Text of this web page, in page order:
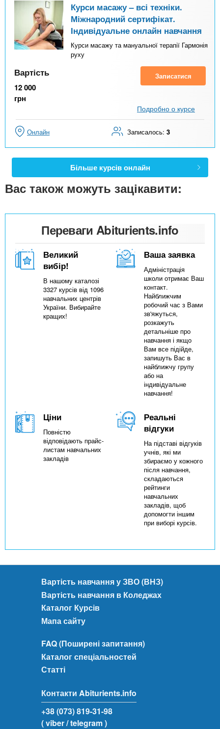
Курси масажу – всі техніки.
Міжнародний сертифікат.
Індивідуальне онлайн навчання
Курси масажу та мануальної терапії Гармонія
руху
Вартість
12 000
грн
Записатися
Подробно о курсе
Онлайн Записалось: 3
Більше курсів онлайн
Вас також можуть зацікавити:
Переваги Abiturients.info
Великий
вибір!
В нашому каталозі
3327 курсів від 1096
навчальних центрів
України. Вибирайте
кращих!
Ваша заявка
Адміністрація
школи отримає Ваш
контакт.
Найближчим
робочий час з Вами
зв'яжуться,
розкажуть
детальніше про
навчання і якщо
Вам все підійде,
запишуть Вас в
найближчу групу
або на
індивідуальне
навчання!
Ціни
Повністю
відповідають прайс-
листам навчальних
закладів
Реальні
відгуки
На підставі відгуків
учнів, які ми
збираємо у кожного
після навчання,
складаються
рейтинги
навчальних
закладів, щоб
допомогти іншим
при виборі курсів.
Вартість навчання у ЗВО (ВНЗ)
Вартість навчання в Коледжах
Каталог Курсів
Мапа сайту
FAQ (Поширені запитання)
Каталог спеціальностей
Статті
Контакти Abiturients.info
+38 (073) 819-31-98
( viber/ telegram )